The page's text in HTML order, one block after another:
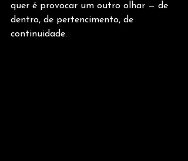
quer é provocar um outro olhar — de
dentro, de pertencimento, de
continuidade.